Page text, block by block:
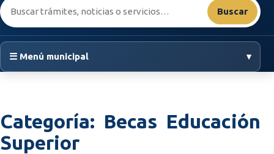
Buscar:
Buscar
☰ Menú municipal ▾
Categoría: Becas Educación
Superior